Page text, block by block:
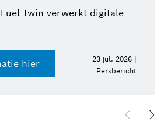
Twin verwerkt digitale
hier
23 jul. 2026 |
Persbericht